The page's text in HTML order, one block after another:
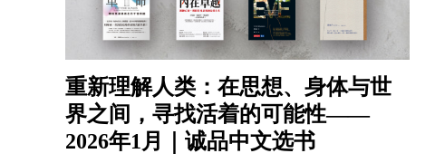
重新理解人类：在思想、身体与世
界之间，寻找活着的可能性——
2026年1月｜诚品中文选书